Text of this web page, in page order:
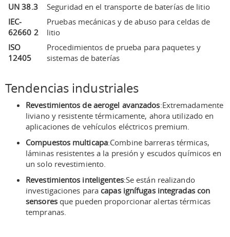
UN 38.3
Seguridad en el transporte de baterías de litio
IEC-
62660 2
Pruebas mecánicas y de abuso para celdas de
litio
ISO
12405
Procedimientos de prueba para paquetes y
sistemas de baterías
Tendencias industriales
Revestimientos de aerogel avanzados:Extremadamente
liviano y resistente térmicamente, ahora utilizado en
aplicaciones de vehículos eléctricos premium.
Compuestos multicapa:Combine barreras térmicas,
láminas resistentes a la presión y escudos químicos en
un solo revestimiento.
Revestimientos inteligentes:Se están realizando
investigaciones paracapas ignífugas integradas con
sensoresque pueden proporcionar alertas térmicas
tempranas.